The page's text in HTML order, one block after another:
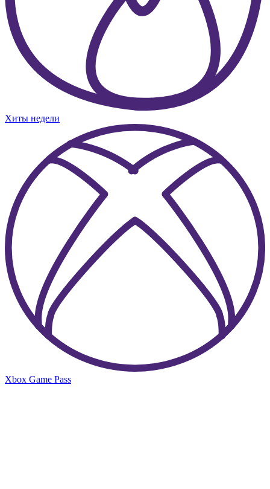
Хиты недели
Xbox Game Pass